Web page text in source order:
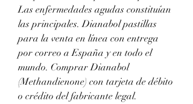
Las enfermedades agudas constituían
las principales. Dianabol pastillas
para la venta en línea con entrega
por correo a España y en todo el
mundo. Comprar Dianabol
(Methandienone) con tarjeta de débito
o crédito del fabricante legal.